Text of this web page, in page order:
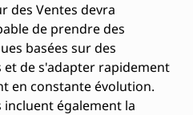
des Ventes devra
de prendre des
basées sur des
et de s'adapter rapidement
en constante évolution.
incluent également la